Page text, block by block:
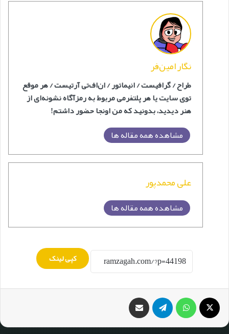
نگار امین‌فر
طراح / گرافیست / انیماتور / ان‌اف‌‎تی آرتیست / هر موقع
توی سایت یا هر پلتفرمی مربوط به رمزآگاه نشونه‌ای از
هنر دیدید، بدونید که من اونجا حضور داشتم!
مشاهده همه مقاله ها
علی محمدپور
مشاهده همه مقاله ها
کپی لینک